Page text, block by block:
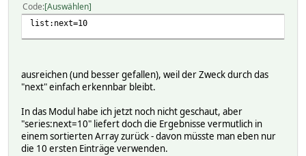
Code Auswählen
list:next=10
ausreichen (und besser gefallen), weil der Zweck durch das
"next" einfach erkennbar bleibt.
In das Modul habe ich jetzt noch nicht geschaut, aber
"series:next=10" liefert doch die Ergebnisse vermutlich in
einem sortierten Array zurück - davon müsste man eben nur
die 10 ersten Einträge verwenden.